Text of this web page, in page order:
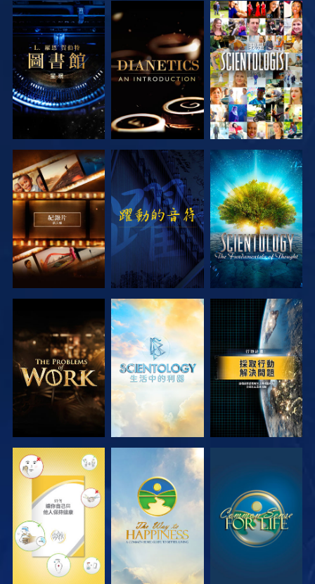
探索系列節目 探索系列節目 觀看
探索系列節目 觀看 探索系列節目
探索系列節目 探索系列節目 觀看
觀看 觀看 觀看